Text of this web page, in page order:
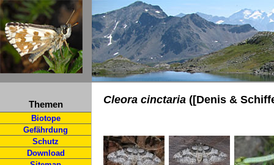
Themen
Biotope
Gefährdung
Schutz
Download
Cleora cinctaria ([Denis &